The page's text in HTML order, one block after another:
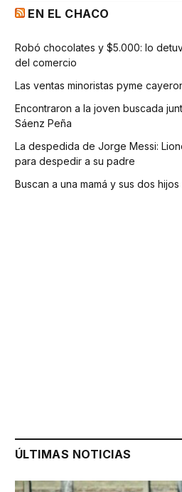
EN EL CHACO
Robó chocolates y $5.000: lo
del comercio
Las ventas minoristas pyme
Encontraron a la joven buscada
Sáenz Peña
La despedida de Jorge Messi:
para despedir a su padre
Buscan a una mamá y sus dos
ÚLTIMAS NOTICIAS